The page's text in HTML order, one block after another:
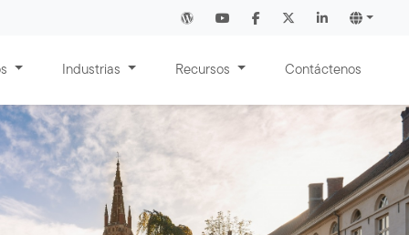
Industrias Recursos Contáctenos